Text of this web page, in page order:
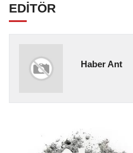
EDİTÖR
Haber Ant